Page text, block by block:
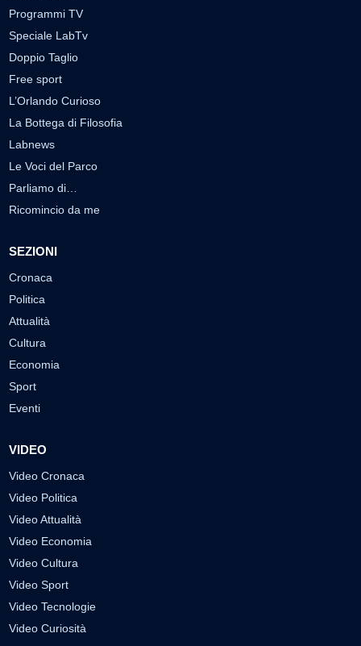
Programmi TV
Speciale LabTv
Doppio Taglio
Free sport
L’Orlando Curioso
La Bottega di Filosofia
Labnews
Le Voci del Parco
Parliamo di…
Ricomincio da me
SEZIONI
Cronaca
Politica
Attualità
Cultura
Economia
Sport
Eventi
VIDEO
Video Cronaca
Video Politica
Video Attualità
Video Economia
Video Cultura
Video Sport
Video Tecnologie
Video Curiosità